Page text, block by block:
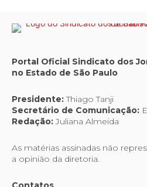
Portal Oficial Sindicato dos
no Estado de São Paulo
Presidente:Thiago Tanji
Secretário de Comunicação:
Redação:Juliana Almeida
As matérias assinadas não
a opinião da diretoria.